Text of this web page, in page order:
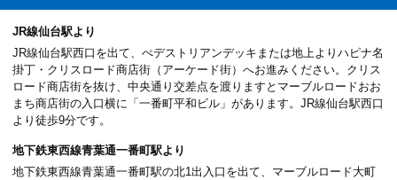
JR線仙台駅より
JR線仙台駅西口を出て、ぺデストリアンデッキまたは地上よりハピナ名
掛丁・クリスロード商店街（アーケード街）へお進みください。クリス
ロード商店街を抜け、中央通り交差点を渡りますとマーブルロードおお
まち商店街の入口横に「一番町平和ビル」があります。JR線仙台駅西口
より徒歩9分です。
地下鉄東西線青葉通一番町駅より
地下鉄東西線青葉通一番町駅の北1出入口を出て、マーブルロード大町